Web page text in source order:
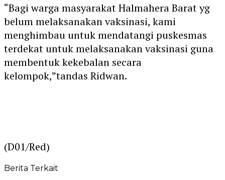
“Bagi warga masyarakat Halmahera Barat yg
belum melaksanakan vaksinasi, kami
menghimbau untuk mendatangi puskesmas
terdekat untuk melaksanakan vaksinasi guna
membentuk kekebalan secara
kelompok,”tandas Ridwan.
(D01/Red)
Berita Terkait